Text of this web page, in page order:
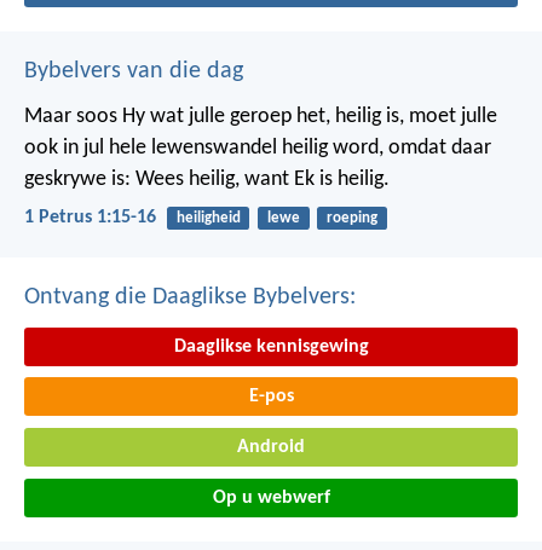
Bybelvers van die dag
Maar soos Hy wat julle geroep het, heilig is, moet julle
ook in jul hele lewenswandel heilig word, omdat daar
geskrywe is: Wees heilig, want Ek is heilig.
1 Petrus 1:15-16 heiligheid lewe roeping
Ontvang die Daaglikse Bybelvers:
Daaglikse kennisgewing
E-pos
Android
Op u webwerf